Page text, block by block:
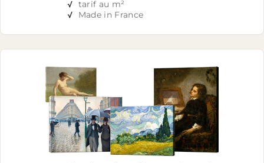
√ tarif au m²
√
Made in France